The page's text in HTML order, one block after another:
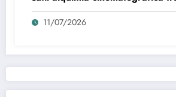
creación de F-Zero
11/07/2026